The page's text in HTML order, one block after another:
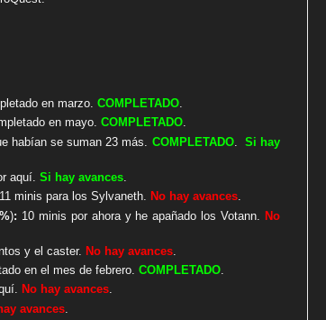
en marzo. COMPLETADO.
en mayo. COMPLETADO.
habían se suman 23 más. COMPLETADO.
Si hay
aquí. Si hay avances
11 minis para los Sylvaneth. No hay avances.
): 10 minis por ahora yhe apañado los Votann.No
y el caster. No hay avances
en el mes de febrero. COMPLETADO.
No hay avances.
avances